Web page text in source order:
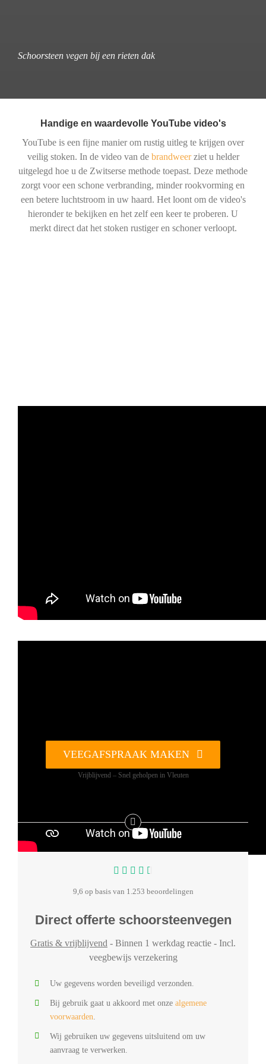
Schoorsteen vegen bij een rieten dak
Handige en waardevolle YouTube video's
YouTube is een fijne manier om rustig uitleg te krijgen over
veilig stoken. In de video van de brandweerziet u helder
uitgelegd hoe u de Zwitserse methode toepast. Deze methode
zorgt voor een schone verbranding, minder rookvorming en
een betere luchtstroom in uw haard. Het loont om de video's
hieronder te bekijken en het zelf een keer te proberen. U
merkt direct dat het stoken rustiger en schoner verloopt.
VEEGAFSPRAAK MAKEN
Vrijblijvend – Snel geholpen in Vleuten
9,6 op basis van 1.253 beoordelingen
Direct offerte schoorsteenvegen
Gratis & vrijblijvend - Binnen 1 werkdag reactie - Incl.
veegbewijs verzekering
Uw gegevens worden beveiligd verzonden.
Bij gebruik gaat u akkoord met onze algemene
voorwaarden
Wij gebruiken uw gegevens uitsluitend om uw
aanvraag te verwerken.